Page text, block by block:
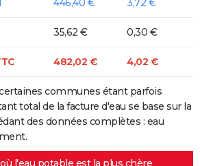
35,62 € 0,30 €
482,02 € 4,02 €
communes étant parfois
total de la facture d'eau se base sur la
des données complètes : eau
l'eau potable est la plus chère